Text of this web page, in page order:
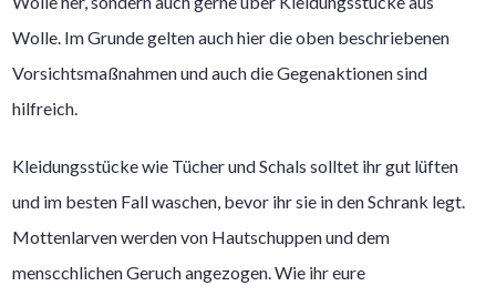
Wolle. Im Grunde gelten auch hier die oben beschriebenen
Vorsichtsmaßnahmen und auch die Gegenaktionen sind
hilfreich.
Kleidungsstücke wie Tücher und Schals solltet ihr gut lüften
und im besten Fall waschen, bevor ihr sie in den Schrank legt.
Mottenlarven werden von Hautschuppen und dem
menscchlichen Geruch angezogen. Wie ihr eure